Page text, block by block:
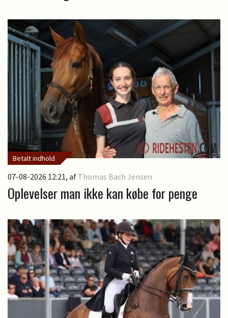
Betalt indhold
07-08-2026 12:21, af Thomas Bach Jensen
Oplevelser man ikke kan købe for penge